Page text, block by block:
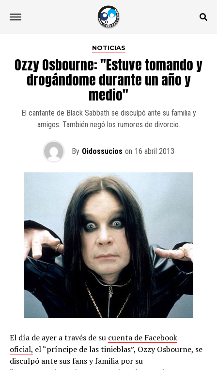
NOTICIAS
Ozzy Osbourne: "Estuve tomando y
drogándome durante un año y
medio"
El cantante de Black Sabbath se disculpó ante su familia y
amigos. También negó los rumores de divorcio.
By Oidossucios on 16 abril 2013
El día de ayer a través de su cuenta de Facebook
oficial, el “príncipe de las tinieblas”, Ozzy Osbourne, se
disculpó ante sus fans y familia por su